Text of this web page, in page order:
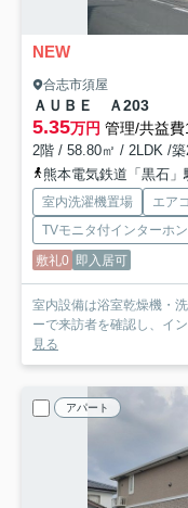
NEW
合志市須屋
ＡＵＢＥ Ａ203
5.35万円 管理/共益費
2階 / 58.80㎡ / 2LDK /
熊本電気鉄道「黒石」
室内洗濯機置場 エア
TVモニタ付インターホン
敷礼0 即入居可
室内設備は浴室乾燥機・
ーで来訪者を確認し、イ
見る
アパート